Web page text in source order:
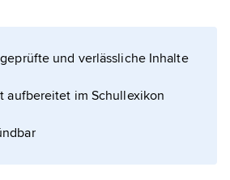
und verlässliche Inhalte
aufbereitet im Schullexikon